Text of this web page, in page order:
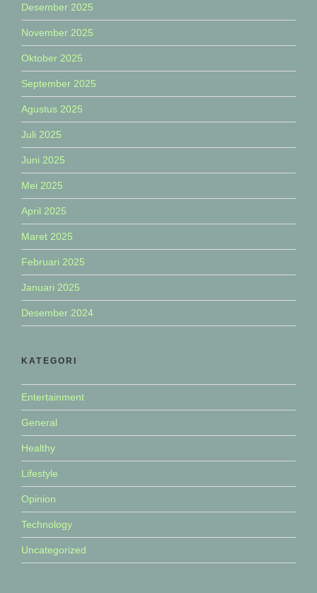
Desember 2025
November 2025
Oktober 2025
September 2025
Agustus 2025
Juli 2025
Juni 2025
Mei 2025
April 2025
Maret 2025
Februari 2025
Januari 2025
Desember 2024
KATEGORI
Entertainment
General
Healthy
Lifestyle
Opinion
Technology
Uncategorized